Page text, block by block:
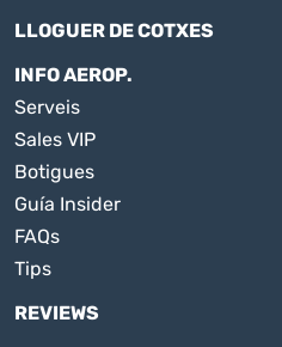
LLOGUER DE COTXES
INFO AEROP.
Serveis
Sales VIP
Botigues
Guía Insider
FAQs
Tips
REVIEWS